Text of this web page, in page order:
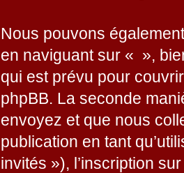
Nous pouvons
en naviguant sur « »,
qui est prévu pour
phpBB. La seconde
envoyez et que nous
publication en tant
invités »), l’inscription